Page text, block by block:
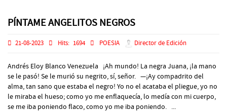
PÍNTAME ANGELITOS NEGROS
21-08-2023 Hits: 1694 POESIA Director de Edición
Andrés Eloy Blanco Venezuela ¡Ah mundo! La negra Juana, ¡la mano
se le pasó! Se le murió su negrito, sí, señor. —¡Ay compadrito del
alma, tan sano que estaba el negro! Yo no el acataba el pliegue, yo no
le miraba el hueso; como yo me enflaquecía, lo medía con mi cuerpo,
se me iba poniendo flaco, como yo me iba poniendo. ...